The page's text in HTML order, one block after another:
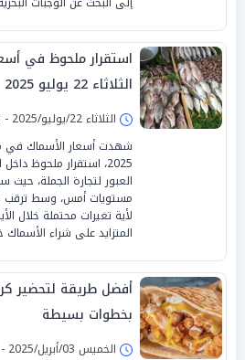
استقرار ملحوظ في
الثلاثاء 22 يوليو 2025
الثلاثاء 22/يوليو/2025 - 09:45 ص
2025، استقرار ملحوظ
العبور لتجارة الجملة،
مستويات أمس، وسط ترقب
لأية تغيرات محتملة خلال
المتزايد على شراء
أفضل طريقة لتحضير
بخطوات بسيطة
الخميس 03/أبريل/2025 - 01:11 م